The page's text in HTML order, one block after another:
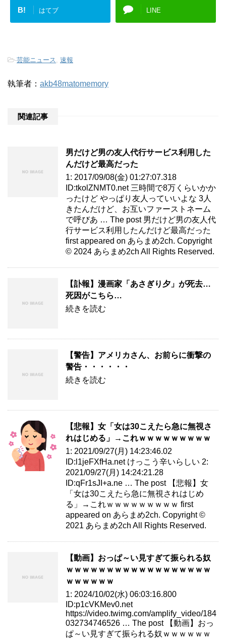
B! はてブ LINE
-芸能ニュース 速報
執筆者： akb48matomemory
関連記事
男だけど男の友人代行サービス利用した
んだけど最高だった
1: 2017/09/08(金) 01:27:07.318
ID:tkolZNMT0.net 三時間で8万くらいかか
ったけど やっぱり友人っていいよな 3人
きたんだけど、お互いファーストネーム
で呼びあ … The post 男だけど男の友人代
行サービス利用したんだけど最高だった
first appeared on あらまめ2ch. Copyright
© 2024 あらまめ2ch All Rights Reserved.
【訃報】漫画家「あさぎり夕」が死去…
死因がこちら…
続きを読む
【警告】アメリカさん、お前らに衝撃の
警告・・・・・・
続きを読む
【悲報】女「女は30こえたら急に無視さ
れはじめる」→これｗｗｗｗｗｗｗｗｗ
1: 2021/09/27(月) 14:23:46.02
ID:l1jeFXfHa.net けっこう辛いらしい 2:
2021/09/27(月) 14:24:21.28
ID:qFr1sJI+a.ne … The post 【悲報】女
「女は30こえたら急に無視されはじめ
る」→これｗｗｗｗｗｗｗｗｗ first
appeared on あらまめ2ch. Copyright ©
2021 あらまめ2ch All Rights Reserved.
【動画】おっぱ～い見すぎて振られる奴
ｗｗｗｗｗｗｗｗｗｗｗｗｗｗｗｗｗｗ
ｗｗｗｗｗｗ
1: 2024/10/02(水) 06:03:16.800
ID:p1cVKMev0.net
https://video.twimg.com/amplify_video/184
032734746526 … The post 【動画】おっ
ぱ～い見すぎて振られる奴ｗｗｗｗｗｗ